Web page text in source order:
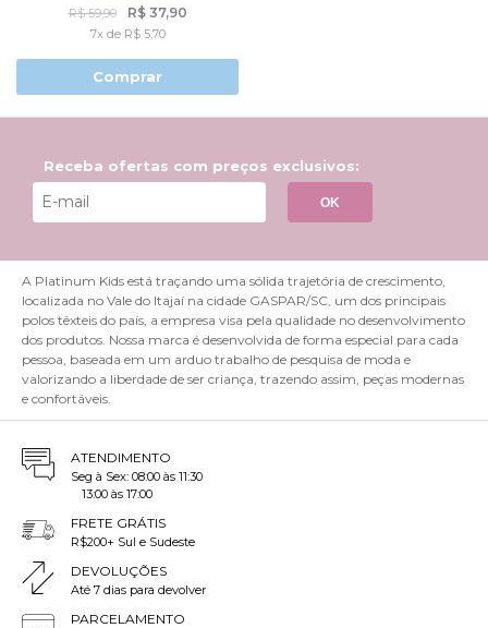
R$ 59,90 R$ 37,90
7x de R$ 5,70
Comprar
Receba ofertas com preços exclusivos:
OK
A Platinum Kids está traçando uma sólida trajetória de crescimento,
localizada no Vale do Itajaí na cidade GASPAR/SC, um dos principais
polos têxteis do país, a empresa visa pela qualidade no desenvolvimento
dos produtos. Nossa marca é desenvolvida de forma especial para cada
pessoa, baseada em um arduo trabalho de pesquisa de moda e
valorizando a liberdade de ser criança, trazendo assim, peças modernas
e confortáveis.
ATENDIMENTO
Seg à Sex: 08:00 às 11:30
13:00 às 17:00
FRETE GRÁTIS
R$200+ Sul e Sudeste
DEVOLUÇÕES
Até 7 dias para devolver
PARCELAMENTO